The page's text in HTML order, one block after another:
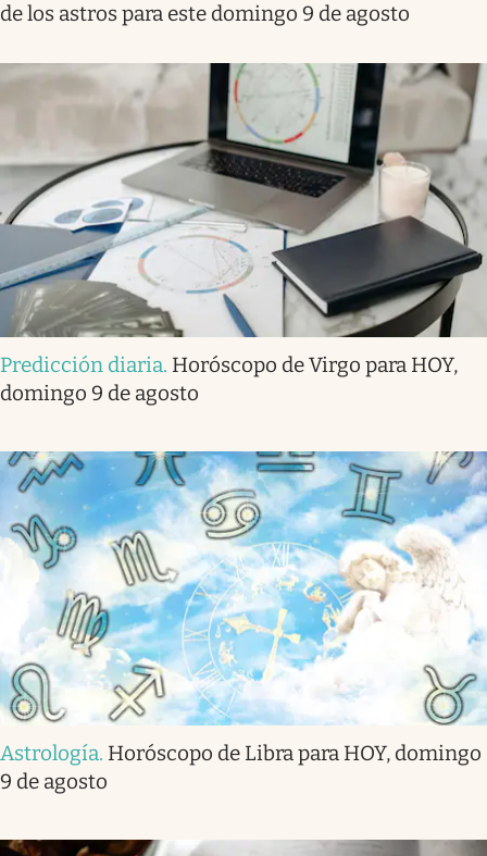
de los astros para este domingo 9 de agosto
Predicción diaria. Horóscopo de Virgo para HOY,
domingo 9 de agosto
Astrología. Horóscopo de Libra para HOY, domingo
9 de agosto